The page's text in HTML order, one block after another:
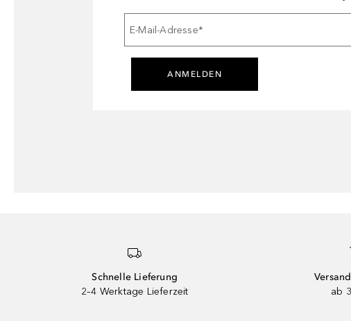
E-Mail-Adresse*
ANMELDEN
Schnelle Lieferung
2–4 Werktage Lieferzeit
ab